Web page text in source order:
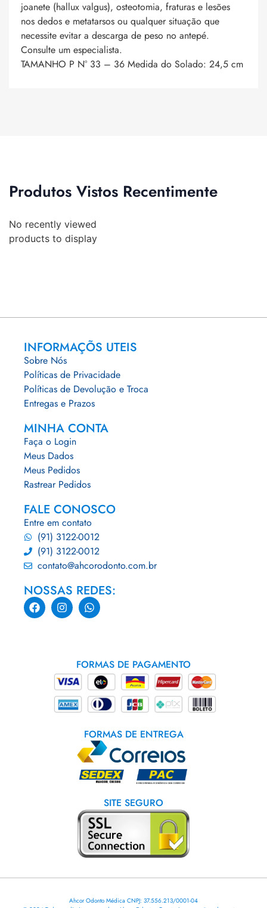
joanete (hallux valgus), osteotomia, fraturas e lesões
nos dedos e metatarsos ou qualquer situação que
necessite evitar a descarga de peso no antepé.
Consulte um especialista.
TAMANHO P N° 33 – 36 Medida do Solado: 24,5 cm
Produtos Vistos Recentimente
No recently viewed
products to display
INFORMAÇÕS UTEIS
Sobre Nós
Políticas de Privacidade
Políticas de Devolução e Troca
Entregas e Prazos
MINHA CONTA
Faça o Login
Meus Dados
Meus Pedidos
Rastrear Pedidos
FALE CONOSCO
Entre em contato
(91) 3122-0012
(91) 3122-0012
contato@ahcorodonto.com.br
NOSSAS REDES:
FORMAS DE PAGAMENTO
FORMAS DE ENTREGA
SITE SEGURO
Ahcor Odonto Médica CNPJ: 37.556.213/0001-04